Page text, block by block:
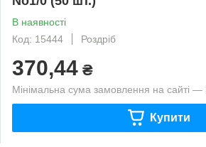
В наявності
Код: 15444
Роздріб
370,44 ₴
Мінімальна сума замовлення на сайті —
Купити